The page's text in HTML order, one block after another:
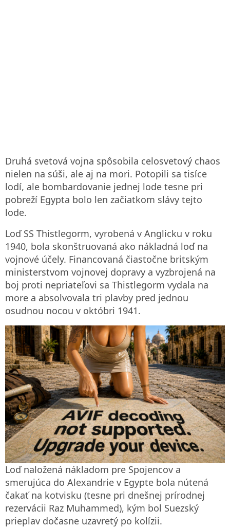
Druhá svetová vojna spôsobila celosvetový chaos
nielen na súši, ale aj na mori. Potopili sa tisíce
lodí, ale bombardovanie jednej lode tesne pri
pobreží Egypta bolo len začiatkom slávy tejto
lode.
Loď SS Thistlegorm, vyrobená v Anglicku v roku
1940, bola skonštruovaná ako nákladná loď na
vojnové účely. Financovaná čiastočne britským
ministerstvom vojnovej dopravy a vyzbrojená na
boj proti nepriateľovi sa Thistlegorm vydala na
more a absolvovala tri plavby pred jednou
osudnou nocou v októbri 1941.
Loď naložená nákladom pre Spojencov a
smerujúca do Alexandrie v Egypte bola nútená
čakať na kotvisku (tesne pri dnešnej prírodnej
rezervácii Raz Muhammed), kým bol Suezský
prieplav dočasne uzavretý po kolízii.